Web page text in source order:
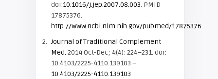
doi:10.1016/j.jep.2007.08.003. PMID
17875376.
http://www.ncbi.nlm.nih.gov/pubmed/17875376
Journal of Traditional Complement
Med. 2014 Oct-Dec; 4(4): 224–231. doi:
10.4103/2225-4110.139103 –
10.4103/2225-4110.139103